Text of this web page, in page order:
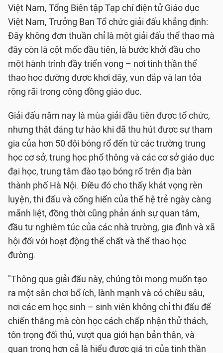
Việt Nam, Tổng Biên tập Tạp chí điện tử Giáo dục
Việt Nam, Trưởng Ban Tổ chức giải đấu khẳng định:
Đây không đơn thuần chỉ là một giải đấu thể thao mà
đây còn là cột mốc đầu tiên, là bước khởi đầu cho
một hành trình đầy triển vọng – nơi tinh thần thể
thao học đường được khơi dậy, vun đắp và lan tỏa
rộng rãi trong cộng đồng giáo dục.
Giải đấu năm nay là mùa giải đầu tiên được tổ chức,
nhưng thật đáng tự hào khi đã thu hút được sự tham
gia của hơn 50 đội bóng rổ đến từ các trường trung
học cơ sở, trung học phổ thông và các cơ sở giáo dục
đại học, trung tâm đào tạo bóng rổ trên địa bàn
thành phố Hà Nội. Điều đó cho thấy khát vọng rèn
luyện, thi đấu và cống hiến của thế hệ trẻ ngày càng
mãnh liệt, đồng thời cũng phản ánh sự quan tâm,
đầu tư nghiêm túc của các nhà trường, gia đình và xã
hội đối với hoạt động thể chất và thể thao học
đường.
"Thông qua giải đấu này, chúng tôi mong muốn tạo
ra một sân chơi bổ ích, lành mạnh và có chiều sâu,
nơi các em học sinh – sinh viên không chỉ thi đấu để
chiến thắng mà còn học cách chấp nhận thử thách,
tôn trọng đối thủ, vượt qua giới hạn bản thân, và
quan trọng hơn cả là hiểu được giá trị của tinh thần